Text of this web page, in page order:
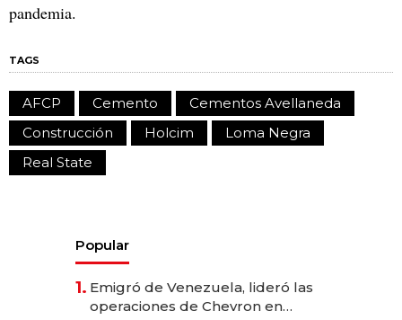
pandemia.
TAGS
AFCP Cemento
Cementos Avellaneda
Construcción
Holcim
Loma Negra
Real State
Popular
1. Emigró de Venezuela, lideró las
operaciones de Chevron en